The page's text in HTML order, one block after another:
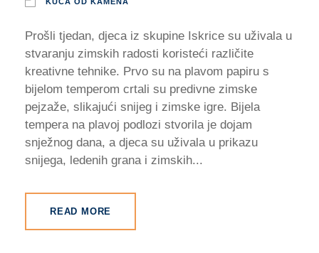
Prošli tjedan, djeca iz skupine Iskrice su uživala u
stvaranju zimskih radosti koristeći različite
kreativne tehnike. Prvo su na plavom papiru s
bijelom temperom crtali su predivne zimske
pejzaže, slikajući snijeg i zimske igre. Bijela
tempera na plavoj podlozi stvorila je dojam
snježnog dana, a djeca su uživala u prikazu
snijega, ledenih grana i zimskih...
READ MORE